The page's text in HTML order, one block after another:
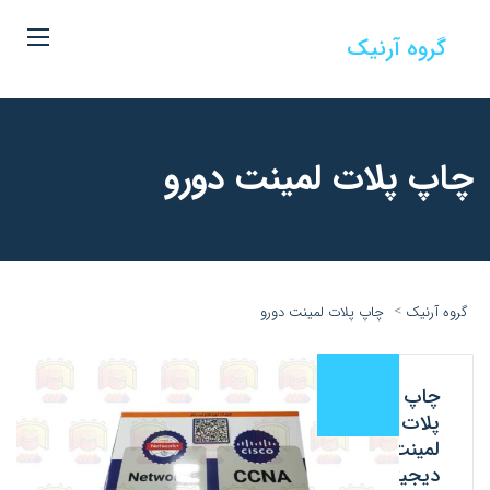
گروه آرنیک
چاپ پلات لمینت دورو
گروه آرنیک > چاپ پلات لمینت دورو
چاپ
پلات
لمینت
دیجیتال